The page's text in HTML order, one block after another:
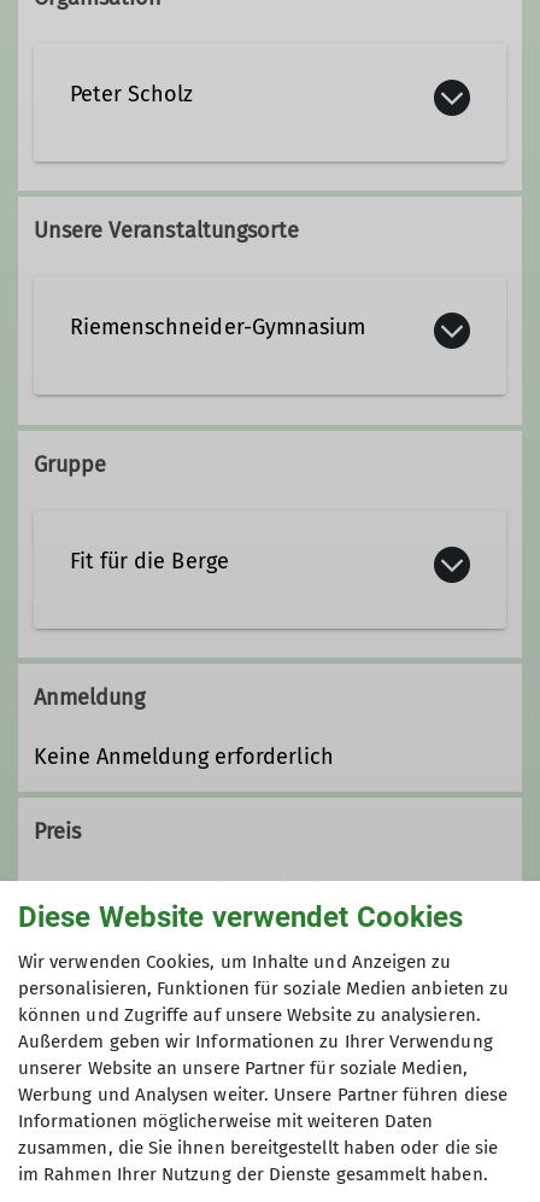
Peter Scholz
konditionstraining@dav-
wuerzburg.de
Ämter
Unsere Veranstaltungsorte
Riemenschneider-Gymnasium
Rennweger Ring 12
Gruppe
Fit für die Berge
Damit wir für unsere Touren die
benötigte Fitness erlangen, trainieren
wir vor Ort unsere Kondition,
Koordination, Beweglichkeit, Kraft
und Balance.
Anmeldung
Keine Anmeldung erforderlich
Preis
Du die ersten zwei mal bei uns
reinschnuppern. Wenn es Dir dann gefallen
hat, bitten wir Dich, eine
Mitgliedschaftabzuschließen.
Service
Diese Website verwendet Cookies
Wir verwenden Cookies, um Inhalte und Anzeigen zu
personalisieren, Funktionen für soziale Medien anbieten zu
können und Zugriffe auf unsere Website zu analysieren.
Außerdem geben wir Informationen zu Ihrer Verwendung
unserer Website an unsere Partner für soziale Medien,
Werbung und Analysen weiter. Unsere Partner führen diese
Informationen möglicherweise mit weiteren Daten
zusammen, die Sie ihnen bereitgestellt haben oder die sie
im Rahmen Ihrer Nutzung der Dienste gesammelt haben.